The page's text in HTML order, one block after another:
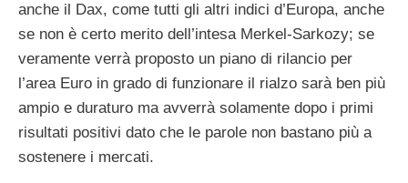
anche il Dax, come tutti gli altri indici d’Europa, anche
se non è certo merito dell’intesa Merkel-Sarkozy; se
veramente verrà proposto un piano di rilancio per
l’area Euro in grado di funzionare il rialzo sarà ben più
ampio e duraturo ma avverrà solamente dopo i primi
risultati positivi dato che le parole non bastano più a
sostenere i mercati.